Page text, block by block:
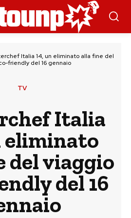
Italia 14, un eliminato alla fine del
friendly del 16 gennaio
TV
Italia
eliminato
del viaggio
del 16